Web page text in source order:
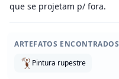
que se projetam p/ fora.
ARTEFATOS ENCONTRADOS
Pintura rupestre